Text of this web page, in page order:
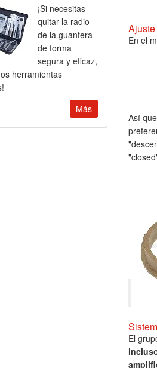
¡Si necesitas
quitar la radio
de la guantera
de forma
segura y eficaz,
herramientas
Más
En el
Así
El